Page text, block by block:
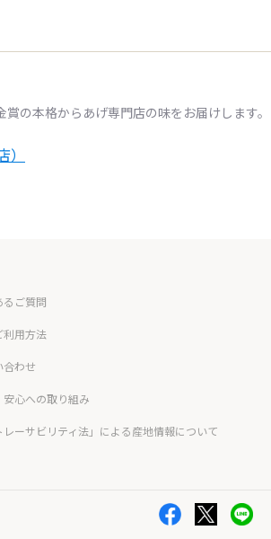
の本格からあげ専門店の味をお届けします。
るご質問
利用方法
合わせ
安心への取り組み
レーサビリティ法」による産地情報について